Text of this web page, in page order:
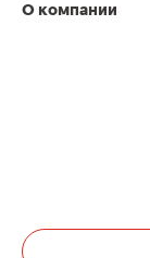
О компании